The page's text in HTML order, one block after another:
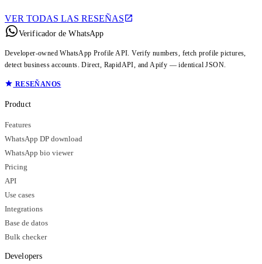
VER TODAS LAS RESEÑAS
Verificador de WhatsApp
Developer-owned WhatsApp Profile API. Verify numbers, fetch profile pictures,
detect business accounts. Direct, RapidAPI, and Apify — identical JSON.
RESEÑANOS
Product
Features
WhatsApp DP download
WhatsApp bio viewer
Pricing
API
Use cases
Integrations
Base de datos
Bulk checker
Developers